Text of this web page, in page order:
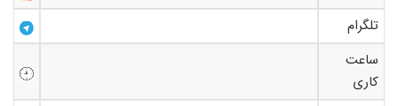
تلگرام
ساعت
کاری